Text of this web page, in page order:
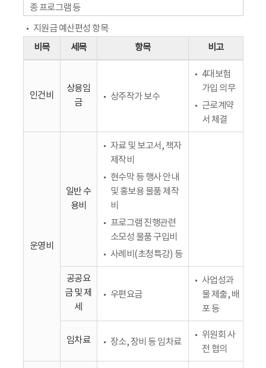
종 프로그램 등
지원금 예산편성 항목
비목
세목 항목 비고
인건비
상용임
금
상주작가 보수
4대보험
가입 의무
근로계약
서 체결
운영비
일반 수
용비
자료 및 보고서, 책자
제작비
현수막 등 행사 안내
및 홍보용 물품 제작
비
프로그램 진행관련
소모성 물품 구입비
사례비(초청특강) 등
공공요
금 및 제
세
우편요금
사업성과
물 제출, 배
포 등
임차료 장소, 장비 등 임차료
위원회 사
전 협의